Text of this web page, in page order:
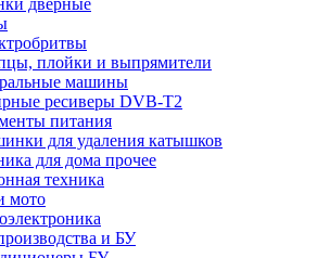
дверные
плойки и выпрямители
машины
ресиверы DVB-T2
питания
для удаления катышков
для дома прочее
техника
мото
и БУ